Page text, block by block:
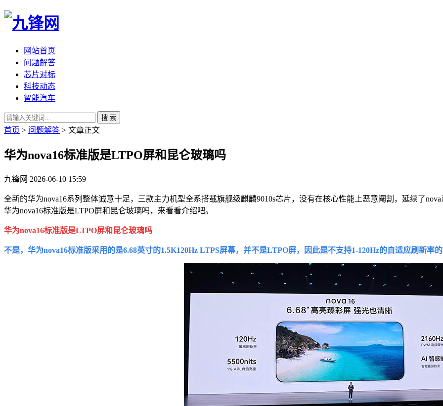
网站首页
问题解答
芯片对标
科技动态
智能汽车
搜 索
首页 > 问题解答 > 文章正文
华为nova16标准版是LTPO屏和昆仑玻璃吗
九锋网 2026-06-10 15:59
全新的华为nova16系列整体诚意十足，三款主力机型全系搭载旗舰级麒麟9010s芯片，没有在核心性能上恶意阉割，延续了
华为nova16标准版是LTPO屏和昆仑玻璃吗，来看看介绍吧。
华为nova16标准版是LTPO屏和昆仑玻璃吗
不是，华为nova16标准版采用的是6.68英寸的1.5K120Hz LTPS屏幕，并不是LTPO屏，因此是不支持1-120Hz的自适应刷新率